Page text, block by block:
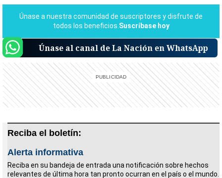
Únase al canal de La Nación en WhatsApp
Reciba el boletín:
Alerta informativa
Reciba en su bandeja de entrada una notificación sobre hechos
relevantes de última hora tan pronto ocurran en el país o el mundo.